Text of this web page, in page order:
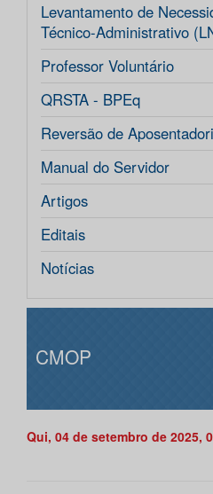
Levantamento de
Técnico-Administrativo
Professor Voluntário
QRSTA - BPEq
Reversão de
Manual do Servidor
Artigos
Editais
Notícias
CMOP
Qui, 04 de setembro de 2025,